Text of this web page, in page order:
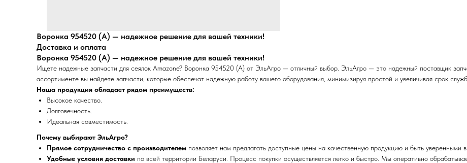
Воронка 954520 (А) — надежное решение для вашей техники!
Доставка и оплата
Воронка 954520 (А) — надежное решение для вашей техники!
Ищете надежные запчасти для сеялок Amazone? Воронка 954520 (А) от ЭльАгро — отличный выбор. ЭльАгро — это надежный поставщик
ассортименте вы найдете запчасти, которые обеспечат надежную работу вашего оборудования, минимизируя простой и увеличивая срок
Наша продукция обладает рядом преимуществ:
Высокое качество.
Долговечность.
Идеальная совместимость.
Почему выбирают ЭльАгро?
Прямое сотрудничество с производителем позволяет нам предлагать доступные цены на качественную продукцию и быть уверенными
Удобные условия доставки по всей территории Беларуси. Процесс покупки осуществляется легко и быстро. Мы оперативно